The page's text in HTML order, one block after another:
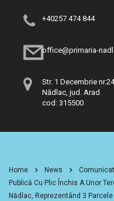
+40257 474 844
office@primaria-
Str. 1 Decembrie
Nădlac, jud. Arad
cod: 315500
Home News
Publică Cu Plic Închis A Unor
Nădlac, Reprezentând 3